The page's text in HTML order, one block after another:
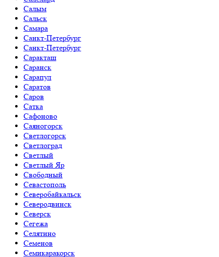
Салым
Сальск
Самара
Санкт-Петербург
Санкт-Петербург
Саракташ
Саранск
Сарапул
Саратов
Саров
Сатка
Сафоново
Саяногорск
Светлогорск
Светлоград
Светлый
Светлый Яр
Свободный
Севастополь
Северобайкальск
Северодвинск
Северск
Сегежа
Селятино
Семенов
Семикаракорск